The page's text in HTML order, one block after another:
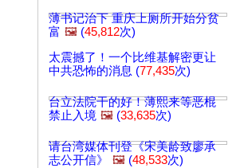
薄书记治下 重庆上厕所开始分贫
富 🖼️ (45,812次)
太震撼了！一个比维基解密更让
中共恐怖的消息 (77,435次)
台立法院干的好！薄熙来等恶棍
禁止入境 🖼️ (33,635次)
请台湾媒体刊登《宋美龄致廖承
志公开信》
🖼️ (48,533次)